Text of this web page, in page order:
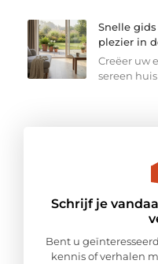
Snelle
plezier in
Creëer uw
sereen
Schrijf je
Bent u
kennis of verhalen